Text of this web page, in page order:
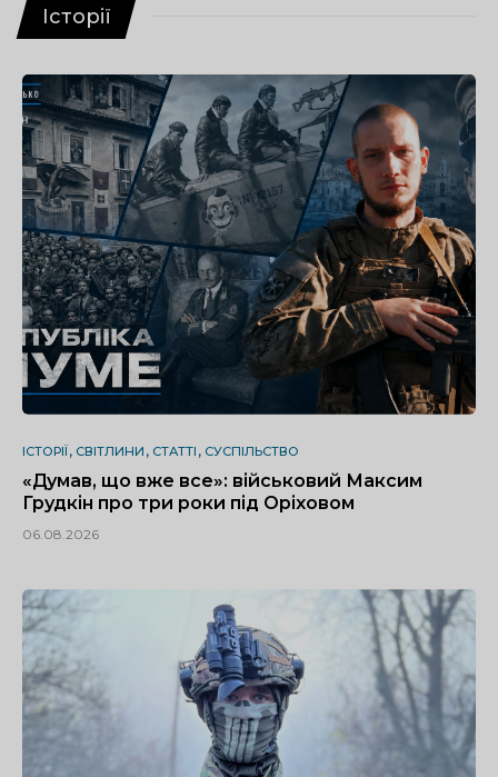
Історії
ІСТОРІЇ СВІТЛИНИ СТАТТІ СУСПІЛЬСТВО
«Думав, що вже все»: військовий Максим
Грудкін про три роки під Оріховом
06.08.2026